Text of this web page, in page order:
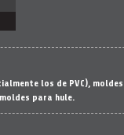
los de PVC),
para hule.